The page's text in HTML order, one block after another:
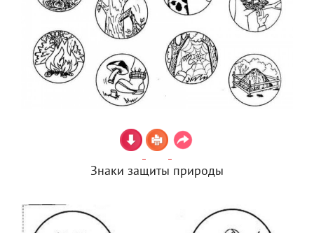
Знаки защиты природы